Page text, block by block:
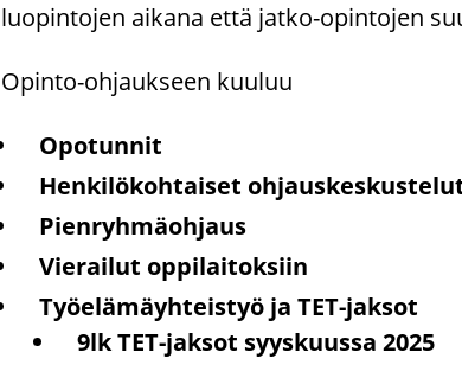
luo­pin­to­jen ai­ka­na että jatko-​opintojen
Opinto-​ohjaukseen kuu­luu
Opo­tun­nit
Hen­ki­lö­koh­tai­set
Pien­ryh­mä­oh­jaus
Vie­rai­lut op­pi­lai­tok­siin
Työ­elä­mäyh­teis­työ ja TET-​jaksot
9lk TET-​jaksot syys­kuus­sa 2025